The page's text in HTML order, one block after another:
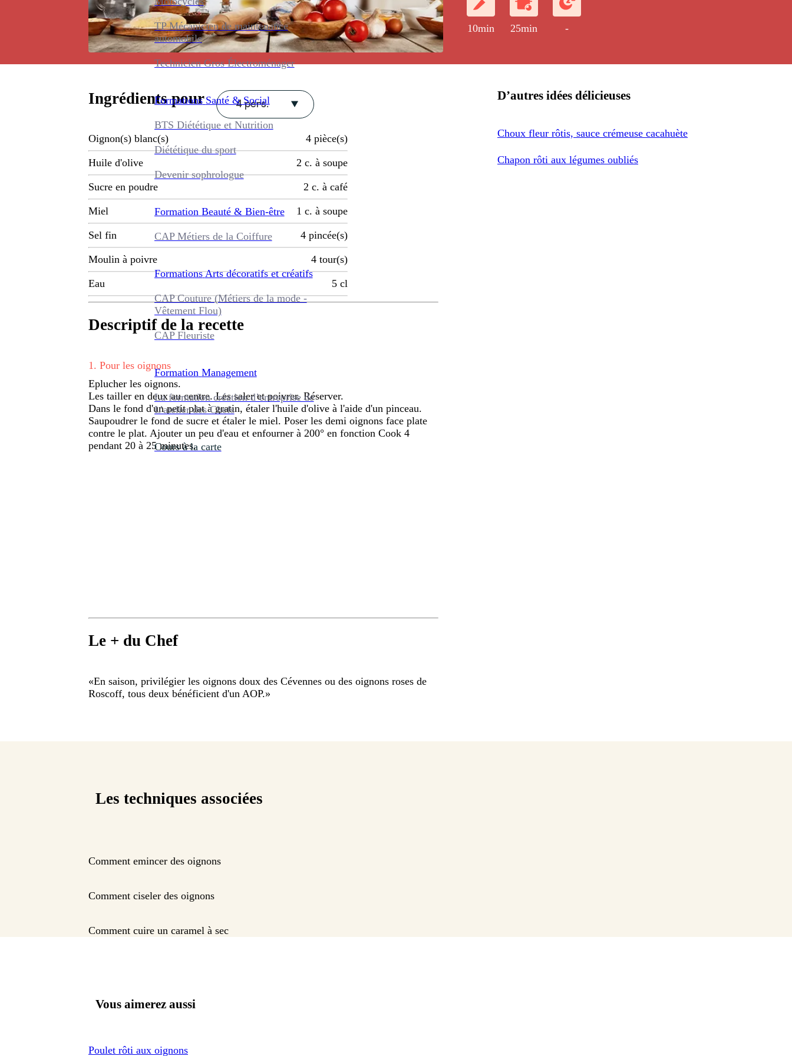
TP Mécanicien de maintenance
automobile
Technicien Gros Électroménager
Formations Santé & Social
BTS Diététique et Nutrition
Diététique du sport
Devenir sophrologue
Formation Beauté & Bien-être
CAP Métiers de la Coiffure
Formations Arts décoratifs et créatifs
CAP Couture (Métiers de la mode -
Vêtement Flou)
CAP Fleuriste
Formation Management
La formation création d’entreprise de
L’atelier des Chefs
Cours à la carte
10min 25min -
Ingrédients pour 4 pers.
Oignon(s) blanc(s) 4 pièce(s)
Huile d'olive 2 c. à soupe
Sucre en poudre 2 c. à café
Miel 1 c. à soupe
Sel fin 4 pincée(s)
Moulin à poivre 4 tour(s)
Eau 5 cl
Descriptif de la recette
1 . Pour les oignons
Eplucher les oignons.
Les tailler en deux au centre. Les saler et poivrer. Réserver.
Dans le fond d'un petit plat à gratin, étaler l'huile d'olive à l'aide d'un pinceau.
Saupoudrer le fond de sucre et étaler le miel. Poser les demi oignons face plate
contre le plat. Ajouter un peu d'eau et enfourner à 200° en fonction Cook 4
pendant 20 à 25 minutes.
Le + du Chef
«En saison, privilégier les oignons doux des Cévennes ou des oignons roses de
Roscoff, tous deux bénéficient d'un AOP.»
D’autres idées délicieuses
Choux fleur rôtis, sauce crémeuse cacahuète
Chapon rôti aux légumes oubliés
Les techniques associées
Comment emincer des oignons
Comment ciseler des oignons
Comment cuire un caramel à sec
Vous aimerez aussi
Poulet rôti aux oignons